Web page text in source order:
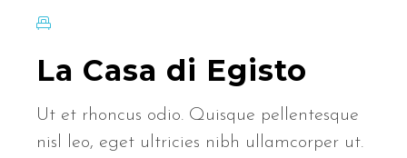
La Casa di Egisto
Ut et rhoncus odio. Quisque pellentesque
nisl leo, eget ultricies nibh ullamcorper ut.